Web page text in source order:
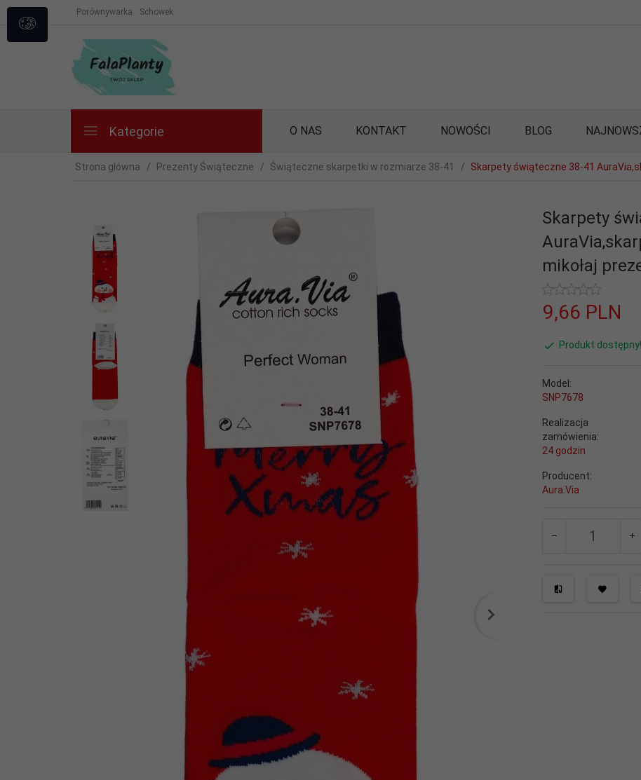
Porównywarka Schowek
Kategorie O NAS KONTAKT NOWOŚCI BLOG
Strona główna Prezenty Świąteczne Świąteczne skarpetki w rozmiarze 38-41 Skarpety świąteczne 38-41
Skarpety
mikołaj
9,66 PLN
Produkt dostępny!
Model:
SNP7678
Realizacja
zamówienia:
24 godzin
Producent:
Aura.Via